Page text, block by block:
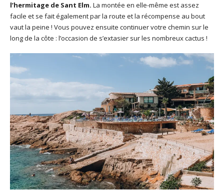
l’hermitage de Sant Elm. La montée en elle-même est assez
facile et se fait également par la route et la récompense au bout
vaut la peine ! Vous pouvez ensuite continuer votre chemin sur le
long de la côte : l’occasion de s’extasier sur les nombreux cactus !